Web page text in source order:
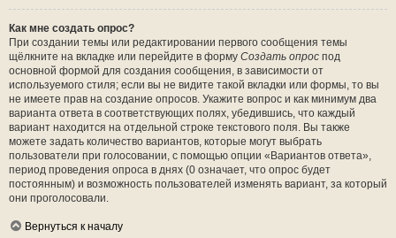
Как мне создать опрос?
При создании темы или редактировании первого сообщения темы
щёлкните на вкладке или перейдите в форму Создать опрос под
основной формой для создания сообщения, в зависимости от
используемого стиля; если вы не видите такой вкладки или формы, то вы
не имеете прав на создание опросов. Укажите вопрос и как минимум два
варианта ответа в соответствующих полях, убедившись, что каждый
вариант находится на отдельной строке текстового поля. Вы также
можете задать количество вариантов, которые могут выбрать
пользователи при голосовании, с помощью опции «Вариантов ответа»,
период проведения опроса в днях (0 означает, что опрос будет
постоянным) и возможность пользователей изменять вариант, за который
они проголосовали.
Вернуться к началу